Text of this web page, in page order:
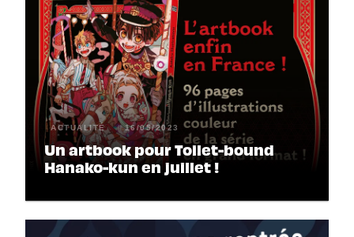
ACTUALITÉ 16/05/2023
Un artbook pour Toilet-bound
Hanako-kun en juillet !